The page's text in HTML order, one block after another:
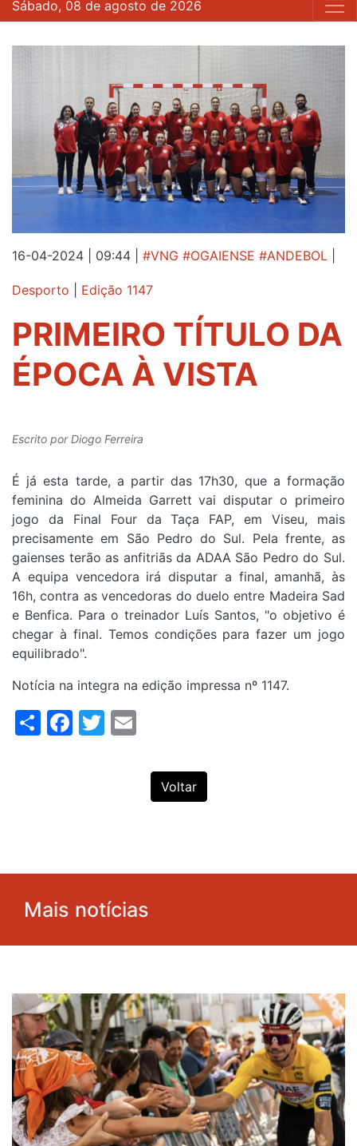
Sábado, 08 de agosto de 2026
16-04-2024 | 09:44 #VNG #OGAIENSE #ANDEBOL
Desporto Edição 1147
PRIMEIRO TÍTULO DA
ÉPOCA À VISTA
Escrito porDiogo Ferreira
É já esta tarde, a partir das 17h30, que a formação
feminina do Almeida Garrett vai disputar o primeiro
jogo da Final Four da Taça FAP, em Viseu, mais
precisamente em São Pedro do Sul. Pela frente, as
gaienses terão as anfitriãs da ADAA São Pedro do Sul.
A equipa vencedora irá disputar a final, amanhã, às
16h, contra as vencedoras do duelo entre Madeira Sad
e Benfica. Para o treinador Luís Santos, "o objetivo é
chegar à final. Temos condições para fazer um jogo
equilibrado".
Notícia na integra na edição impressa nº 1147.
ShareFacebook
Twitter
Voltar
Mais notícias